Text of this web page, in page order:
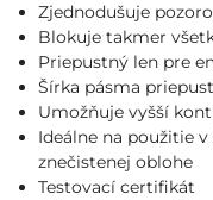
Zjednodušuje
Blokuje takmer
Priepustný len pre
Šírka pásma
Umožňuje vyšší
Ideálne na použitie
znečistenej oblohe
Testovací certifikát